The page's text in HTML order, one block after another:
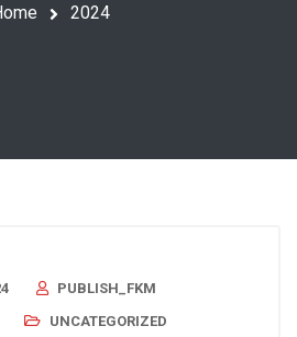
2024
PUBLISH_FKM
UNCATEGORIZED